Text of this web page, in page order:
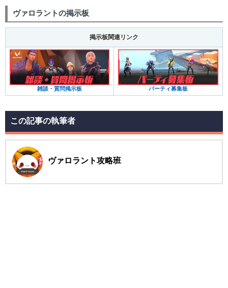
ヴァロラントの掲示板
掲示板関連リンク
雑談・質問掲示板 パーティ募集板
この記事の執筆者
ヴァロラント攻略班